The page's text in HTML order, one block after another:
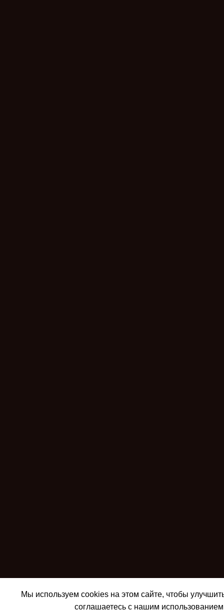
Мы используем cookies на этом сайте, чтобы
соглашаетесь с нашим